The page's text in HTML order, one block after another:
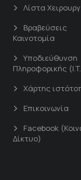
Λίστα
Βραβεύσεις
Καινοτομία
Υποδιεύθυνση
Πληροφορικής
Χάρτης
Επικοινωνία
Facebook
Δίκτυο)